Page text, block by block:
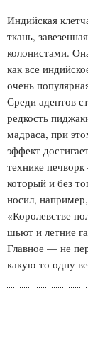
Индийская
ткань,
колонистами.
как все
очень
Среди адептов
редкость
мадраса, при
эффект
технике
который и без
носил,
«Королевстве
шьют и летние
Главное — не
какую-то одну